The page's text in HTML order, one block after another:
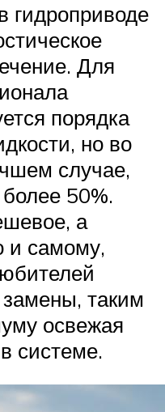
гидроприводе
Для
порядка
но во
случае,
50%.
а
и самому,
таким
освежая
системе.